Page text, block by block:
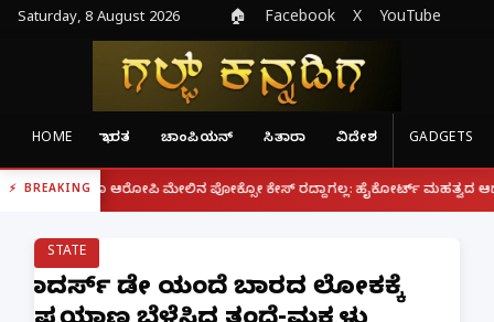
Saturday, 8 August 2026 🏠 Facebook X YouTube
HOME ಭಾರತ ಚಾಂಪಿಯನ್ ಸಿತಾರಾ ವಿದೇಶ GADGETS
BREAKING
ಆರೋಪಿ ಮೇಲಿನ ಪೋಕ್ಸೋ ಕೇಸ್ ರದ್ದಾಗಲ್ಲ: ಹೈಕೋರ್ಟ್ ಮಹತ್ವದ ಆದೇಶ |
STATE
ಫಾದರ್ಸ್ ಡೇ ಯಂದೆ ಬಾರದ ಲೋಕಕ್ಕೆ